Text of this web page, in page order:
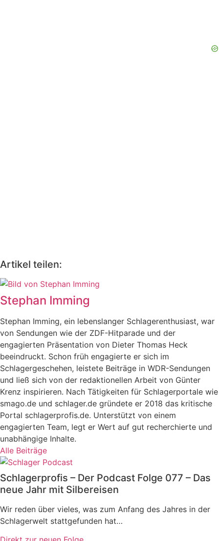
Artikel teilen:
Stephan Imming
Stephan Imming, ein lebenslanger Schlagerenthusiast, war
von Sendungen wie der ZDF-Hitparade und der
engagierten Präsentation von Dieter Thomas Heck
beeindruckt. Schon früh engagierte er sich im
Schlagergeschehen, leistete Beiträge in WDR-Sendungen
und ließ sich von der redaktionellen Arbeit von Günter
Krenz inspirieren. Nach Tätigkeiten für Schlagerportale wie
smago.de und schlager.de gründete er 2018 das kritische
Portal schlagerprofis.de. Unterstützt von einem
engagierten Team, legt er Wert auf gut recherchierte und
unabhängige Inhalte.
Alle Beiträge
Schlagerprofis – Der Podcast Folge 077 – Das
neue Jahr mit Silbereisen
Wir reden über vieles, was zum Anfang des Jahres in der
Schlagerwelt stattgefunden hat…